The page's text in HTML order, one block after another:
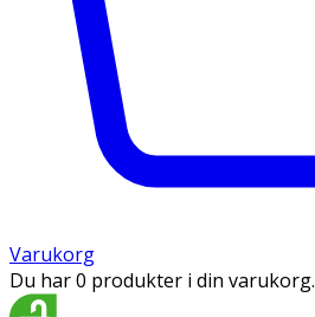
Varukorg
Du har 0 produkter i din varukorg.